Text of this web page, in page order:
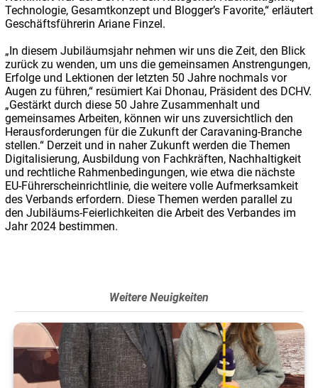
Technologie, Gesamtkonzept und Blogger’s Favorite,“ erläutert
Geschäftsführerin Ariane Finzel.
„In diesem Jubiläumsjahr nehmen wir uns die Zeit, den Blick
zurück zu wenden, um uns die gemeinsamen Anstrengungen,
Erfolge und Lektionen der letzten 50 Jahre nochmals vor
Augen zu führen,“ resümiert Kai Dhonau, Präsident des DCHV.
„Gestärkt durch diese 50 Jahre Zusammenhalt und
gemeinsames Arbeiten, können wir uns zuversichtlich den
Herausforderungen für die Zukunft der Caravaning-Branche
stellen.“ Derzeit und in naher Zukunft werden die Themen
Digitalisierung, Ausbildung von Fachkräften, Nachhaltigkeit
und rechtliche Rahmenbedingungen, wie etwa die nächste
EU-Führerscheinrichtlinie, die weitere volle Aufmerksamkeit
des Verbands erfordern. Diese Themen werden parallel zu
den Jubiläums-Feierlichkeiten die Arbeit des Verbandes im
Jahr 2024 bestimmen.
Weitere Neuigkeiten